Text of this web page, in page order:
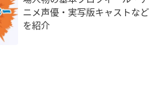
ニメ声優・実写版キャストなど
を紹介